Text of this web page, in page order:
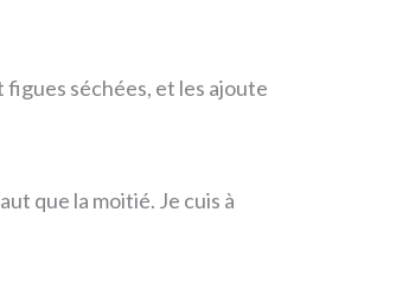
séchées, et les ajoute
que la moitié. Je cuis à